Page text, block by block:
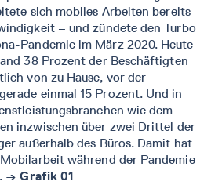
sich mobiles Arbeiten bereits
– und zündete den Turbo
Pandemie im März 2020. Heute
38 Prozent der Beschäftigten
von zu Hause, vor der
einmal 15 Prozent. Und in
wie dem
inzwischen über zwei Drittel der
außerhalb des Büros. Damit hat
während der Pandemie
→ Grafik 01